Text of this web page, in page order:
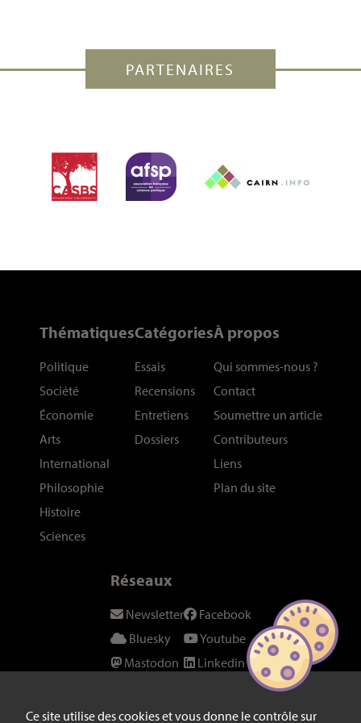
Ce site utilise des cookies et vous donne le contrôle sur
PARTENAIRES
Thématiques
Politique
Société
Économie
Arts
International
Philosophie
Histoire
Sciences
Catégories
Essais
Recensions
Entretiens
Dossiers
À propos
Qui sommes-nous ?
Contact
Soumettre un article
Contributeurs
Liens
Plan du site
Réseaux
Newsletter
Bluesky
Mastodon
Instagram
Facebook
Youtube
Linkedin
Fil RSS